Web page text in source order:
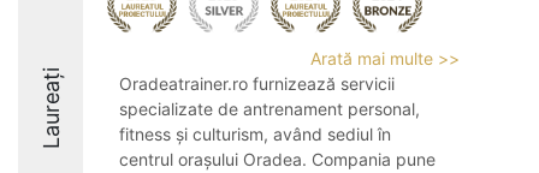
Laureați
Arată mai multe >>
Oradeatrainer.ro furnizează servicii
specializate de antrenament personal,
fitness și culturism, având sediul în
centrul orașului Oradea. Compania pune